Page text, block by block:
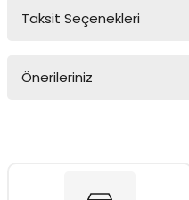
Taksit Seçenekleri
Önerileriniz